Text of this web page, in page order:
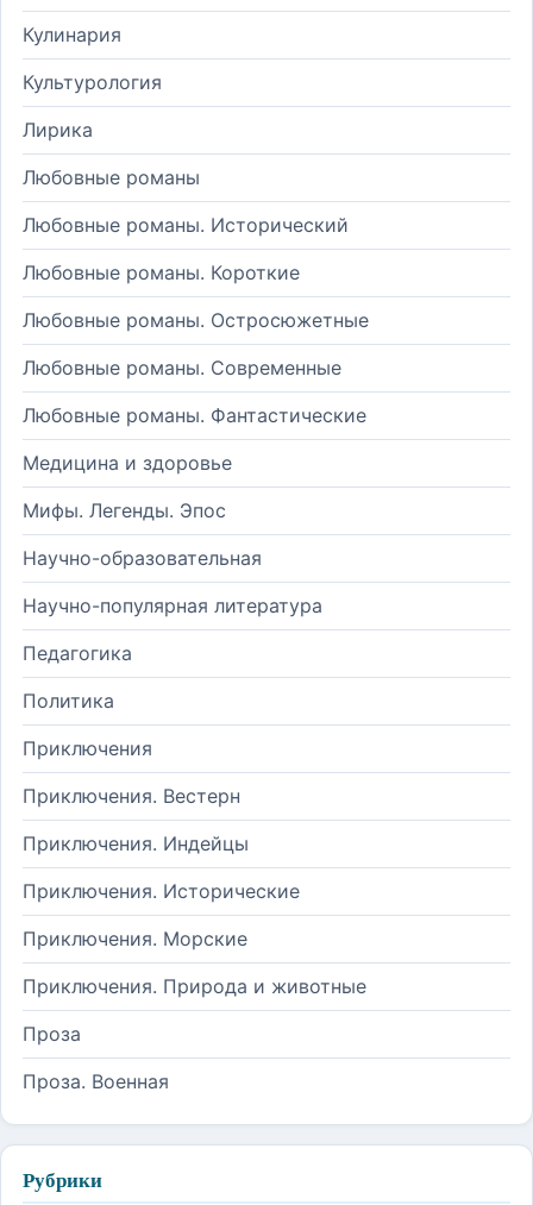
Кулинария
Культурология
Лирика
Любовные романы
Любовные романы. Исторический
Любовные романы. Короткие
Любовные романы. Остросюжетные
Любовные романы. Современные
Любовные романы. Фантастические
Медицина и здоровье
Мифы. Легенды. Эпос
Научно-образовательная
Научно-популярная литература
Педагогика
Политика
Приключения
Приключения. Вестерн
Приключения. Индейцы
Приключения. Исторические
Приключения. Морские
Приключения. Природа и животные
Проза
Проза. Военная
Рубрики